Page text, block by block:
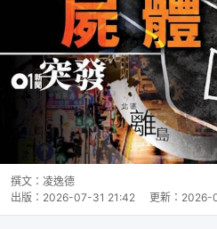
撰文： 凌逸德
出版： 2026-07-31 21:42 更新： 2026-